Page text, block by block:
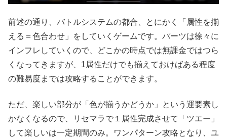
前述の通り、バトルシステムの都合、とにかく「属性を揃
える＝色合わせ」をしていくゲームです。パーツは徐々に
インフレしていくので、どこかの時点では無課金ではつら
くなってきますが、1属性だけでも揃えておけばある程度
の難易度までは攻略することができます。
ただ、楽しい部分が「色が揃うかどうか」という運要素し
かなくなるので、リセマラで１属性完成させて「ツエー」
して楽しいは一定期間のみ。ワンパターン攻略となり、ユ